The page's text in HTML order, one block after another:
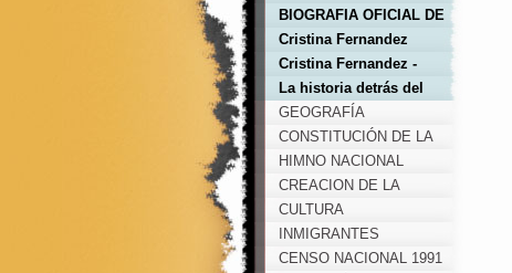
BIOGRAFIA OFICIAL DE
CRISTINA FERNANDEZ
Cristina Fernandez
según Laura Di Marco
Cristina Fernandez -
Sus orígenes
La historia detrás del
nuevo libro sobre
Cristina Kirchner
GEOGRAFÍA
CONSTITUCIÓN DE LA
NACIÓN ARGENTINA
HIMNO NACIONAL
ARGENTINO
CREACION DE LA
BANDERA ARGENTINA
CULTURA
INMIGRANTES
CENSO NACIONAL 1991